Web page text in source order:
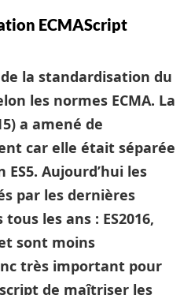
ECMAScript
la standardisation du
les normes ECMA. La
a amené de
car elle était séparée
Aujourd’hui les
par les dernières
les ans : ES2016,
et sont moins
très important pour
de maîtriser les